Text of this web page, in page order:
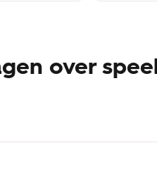
over
goede ontwikkeling van